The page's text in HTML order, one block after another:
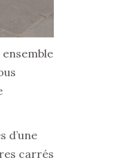
d’une
carrés